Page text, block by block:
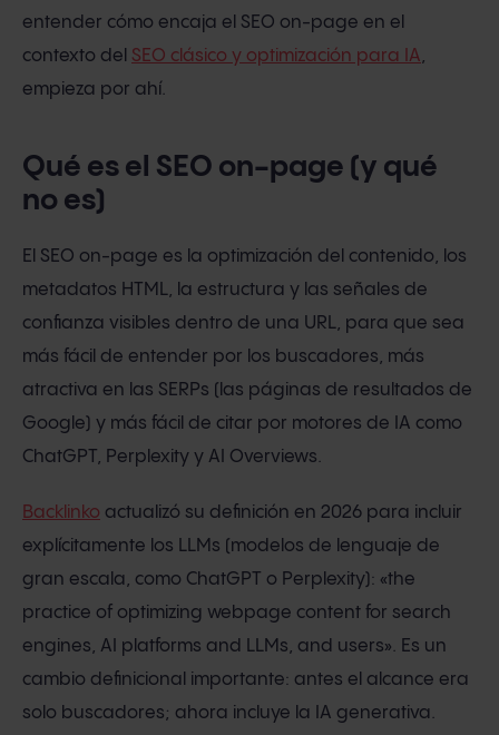
entender cómo encaja el SEO on-page en el
contexto del SEO clásico y optimización para IA,
empieza por ahí.
Qué es el SEO on-page (y qué
no es)
El SEO on-page es la optimización del contenido, los
metadatos HTML, la estructura y las señales de
confianza visibles dentro de una URL, para que sea
más fácil de entender por los buscadores, más
atractiva en las SERPs (las páginas de resultados de
Google) y más fácil de citar por motores de IA como
ChatGPT, Perplexity y AI Overviews.
Backlinko actualizó su definición en 2026 para incluir
explícitamente los LLMs (modelos de lenguaje de
gran escala, como ChatGPT o Perplexity): «the
practice of optimizing webpage content for search
engines, AI platforms and LLMs, and users». Es un
cambio definicional importante: antes el alcance era
solo buscadores; ahora incluye la IA generativa.